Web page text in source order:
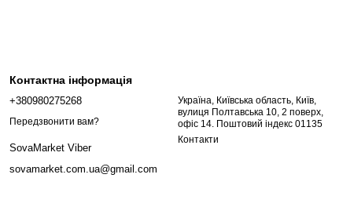
Контактна інформація
+380980275268
Передзвонити вам?
SovaMarket Viber
sovamarket.com.ua@gmail.com
Україна, Київська область, Київ,
вулиця Полтавська 10, 2 поверх,
офіс 14. Поштовий індекс 01135
Контакти